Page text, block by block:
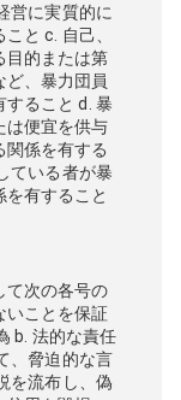
営に実質的に
と c. 自己、
目的または第
、暴力団員
ること d. 暴
は便宜を供与
係を有する
ている者が暴
有すること
て次の各号の
いことを保証
b. 法的な責任
、脅迫的な言
を流布し、偽